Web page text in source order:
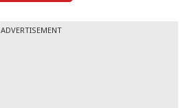
ADVERTISEMENT